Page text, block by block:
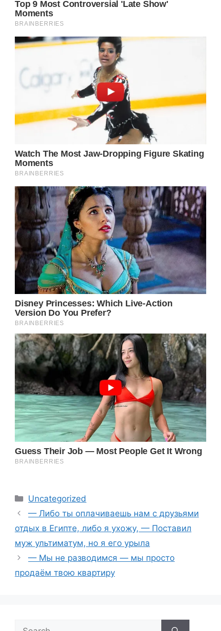
Categories
Uncategorized
— Либо ты оплачиваешь нам с друзьями
отдых в Египте, либо я ухожу, — Поставил
муж ультиматум, но я его урыла
— Мы не разводимся — мы просто
продаём твою квартиру